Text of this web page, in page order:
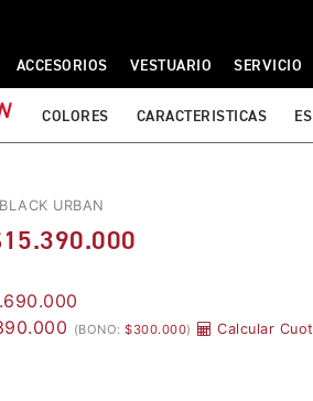
ACCESORIOS VESTUARIO SERVICIO
COLORES CARACTERISTICAS
URBAN
(BONO: $300.000) Calcular